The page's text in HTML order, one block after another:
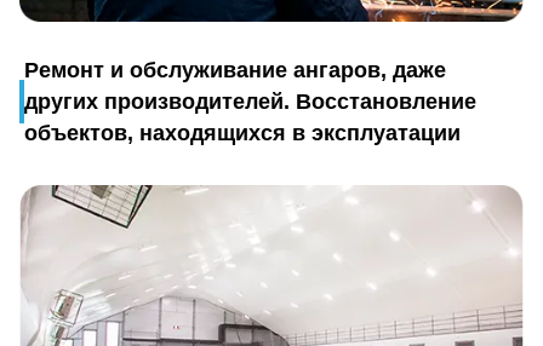
Ремонт и обслуживание ангаров, даже
других производителей. Восстановление
объектов, находящихся в эксплуатации